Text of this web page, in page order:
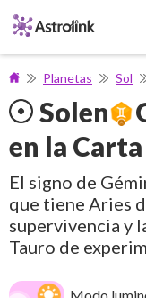
Planetas Sol
Solen
en la
El signo de
que tiene Aries
supervivencia y
Tauro de